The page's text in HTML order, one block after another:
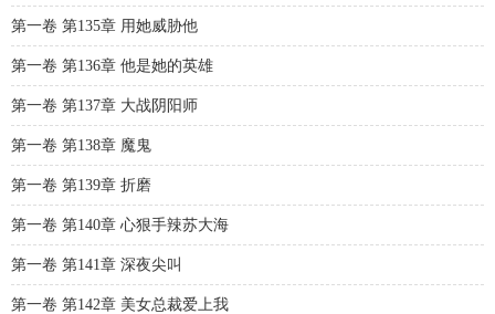
第一卷 第135章 用她威胁他
第一卷 第136章 他是她的英雄
第一卷 第137章 大战阴阳师
第一卷 第138章 魔鬼
第一卷 第139章 折磨
第一卷 第140章 心狠手辣苏大海
第一卷 第141章 深夜尖叫
第一卷 第142章 美女总裁爱上我